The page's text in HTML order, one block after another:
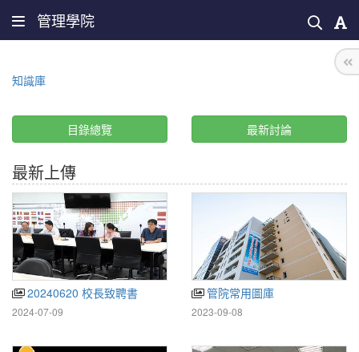
管理學院
知識庫
目錄總覽 最新討論
最新上傳
20240620 校長致聘書
2024-07-09
管院常用圖庫
2023-09-08